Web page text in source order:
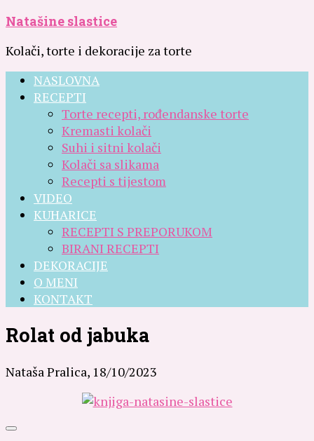
Natašine slastice
Kolači, torte i dekoracije za torte
NASLOVNA
RECEPTI
Torte recepti, rođendanske torte
Kremasti kolači
Suhi i sitni kolači
Kolači sa slikama
Recepti s tijestom
VIDEO
KUHARICE
RECEPTI S PREPORUKOM
BIRANI RECEPTI
DEKORACIJE
O MENI
KONTAKT
Rolat od jabuka
Nataša Pralica, 18/10/2023